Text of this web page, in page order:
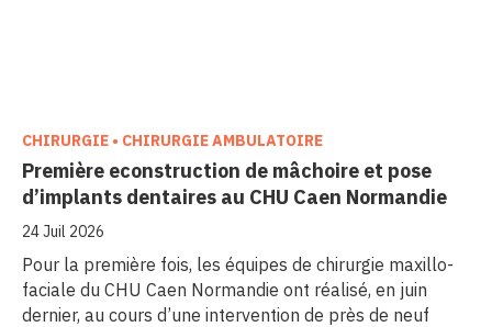
Première econstruction de mâchoire et pose
d’implants dentaires au CHU Caen Normandie
24 Juil 2026
CHIRURGIE • CHIRURGIE AMBULATOIRE
Pour la première fois, les équipes de chirurgie maxillo-
faciale du CHU Caen Normandie ont réalisé, en juin
dernier, au cours d’une intervention de près de neuf